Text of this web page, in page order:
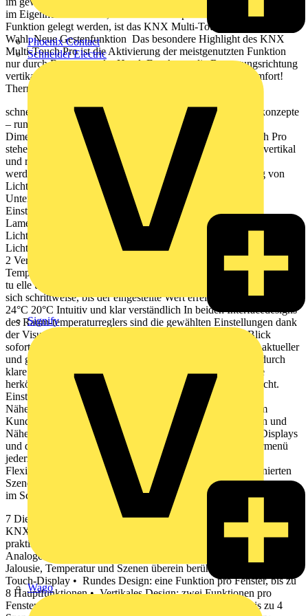
Phoenix Contact
Schneider Electric
Signify
Wago
im Eigenheim – überall, wo höchste Ansprüche an Design und
Funktion gelegt werden, ist das KNX Multi-Touch die zeitgemäße
Wahl. Neue Gestenfunktion Das besondere Highlight des KNX
Multi-Touch Pro ist die Aktivierung der meistgenutzten Funktion
nur durch Bewegung der Hand. Er erkennt die Bewegungsrichtung
vertikal oder horizontal. Bedienkomfort auf höchstem Komfort!
Thermostat 24°C 20°C Beleuchtung Jalousie merten.de
schneider-electric.de 6 6 Benutzeroberﬂ äche Zwei Designkonzepte
– rund und vertikal Bieten Sie Ihren Kunden eine neue
Dimension an Flexibilität: mit dem neuen KNX Multi-Touch Pro
stehen zwei innovative Benutzeroberﬂ ächen zur Auswahl: vertikal
und rund – die auch nach Wunsch miteinander kombiniert
werden können. Beide ermöglichen eine präzise Einstellung von
Licht, Temperatur, Jalousie und Szenen im Hauptmenü. Im
Untermenü können weitere Auswahl- und
Einstellmöglichkeiten vorgenommen werden, z. B.
Lamellenstellung der Jalousie, Lichtfarbe oder Timer.
Lichtsteuerung im runden Design Drehregler-ähnliche Bedienung
Lichtsteuerung im vertikalen Design Ermöglicht die Steuerung von
2 Verbrauchern pro Fenster Beleuchtung Beleuchtung
Temperaturanzeige im runden Design Das Display zeigt die ak-
tu elle und die gewünschte Temperatur an. Die Balken verringern
sich schrittweise, bis der eingestellte Wert erreicht ist. Thermostat
24°C 20°C Intuitiv und klar verständlich In beiden Interfacedesigns
des Raum-temperaturreglers sind die gewählten Einstellungen dank
der Visualisierung durch die farbigen Balken auf einen Blick
sofort erkennbar. Bei den Temperatureinstellungen werden aktueller
und gewünschter Wert angezeigt. Alle Funktionen werden durch
klare und einfach verständliche Symbole angezeigt, die eine
herkömmliche Beschriftung der Funktionen überﬂ üssig macht.
Einstellungen Aktivierung/Deaktivierung von z. B:
Näherungssensor Settings Flexible Konfi guration auch vom
Kunden Aktivierung und Deaktivierung von Gestenfunktion und
Näherungssensor, sowie die Einstellung der Helligkeit des Displays
und der Temperatur im Nachtmodus können über das Untermenü
jederzeit vorgenommen und geändert werden. Das Plus an
Flexibilität: Ihr Kunde kann die Werte von bis zu 4 vordefi nierten
Szenen an den KNX Multi-Touch Pro Einsätzen
im Schalterprogramm System Design selber verändern. merten.de
7 Die Funktionen im Überblick Haupt- und Untermenü Der neue
KNX Multi-Touch Pro bietet Ihren Kunden eine Vielzahl
praktischer Funktionen: • Raumtemperaturregler mit
Analogeingang für Fußbodensensor • Steuerung von Licht,
Jalousie, Temperatur und Szenen überein berührungsempfi ndliches
Touch-Display • Rundes Design: eine Funktion pro Fenster, bis zu
8 Hauptfunktionen • Vertikales Design: zwei Funktionen pro
Fenster, bis zu 15 Hauptfunktionen • Szenensteuerung: bis zu 4